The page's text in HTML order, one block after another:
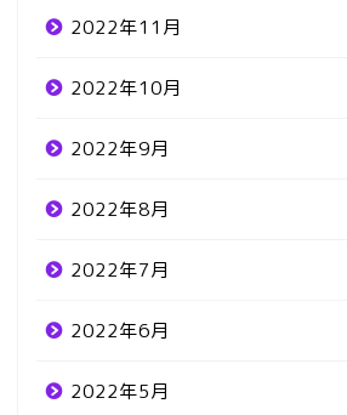
2022年11月
2022年10月
2022年9月
2022年8月
2022年7月
2022年6月
2022年5月